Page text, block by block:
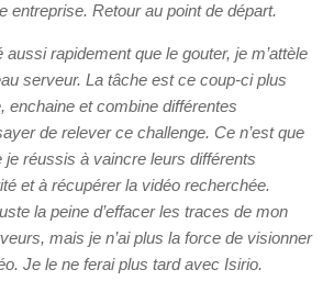
entreprise. Retour au point de départ.
rapidement que le gouter, je m’attèle
serveur. La tâche est ce coup-ci plus
enchaine et combine différentes
de relever ce challenge. Ce n’est que
je réussis à vaincre leurs différents
et à récupérer la vidéo recherchée.
la peine d’effacer les traces de mon
mais je n’ai plus la force de visionner
Je le ne ferai plus tard avec Isirio.